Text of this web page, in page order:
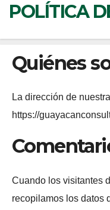
POLÍTICA
Quiénes
La dirección de
https://
Cuando los visitantes
recopilamos los datos